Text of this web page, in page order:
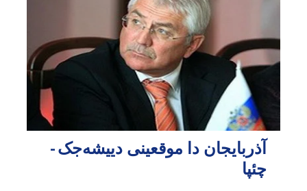
آذربایجان دا موقعینی دییشه‌جک -
چئپا